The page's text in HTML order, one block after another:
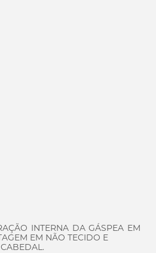
INTERNA DA GÁSPEA EM
EM NÃO TECIDO E